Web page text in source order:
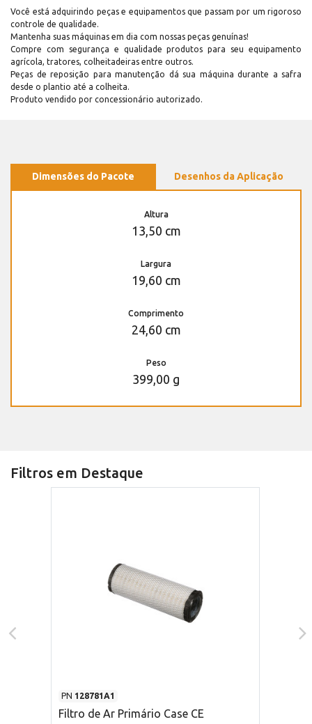
Você está adquirindo peças e equipamentos que passam por um rigoroso
controle de qualidade.
Mantenha suas máquinas em dia com nossas peças genuínas!
Compre com segurança e qualidade produtos para seu equipamento
agrícola, tratores, colheitadeiras entre outros.
Peças de reposição para manutenção dá sua máquina durante a safra
desde o plantio até a colheita.
Produto vendido por concessionário autorizado.
Dimensões do Pacote Desenhos da Aplicação
Altura
13,50 cm
Largura
19,60 cm
Comprimento
24,60 cm
Peso
399,00 g
Filtros em Destaque
PN 128781A1
Filtro de Ar Primário Case CE